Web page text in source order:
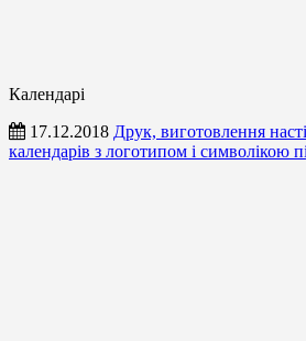
Календарі
17.12.2018 Друк, виготовлення
календарів з логотипом і символікою